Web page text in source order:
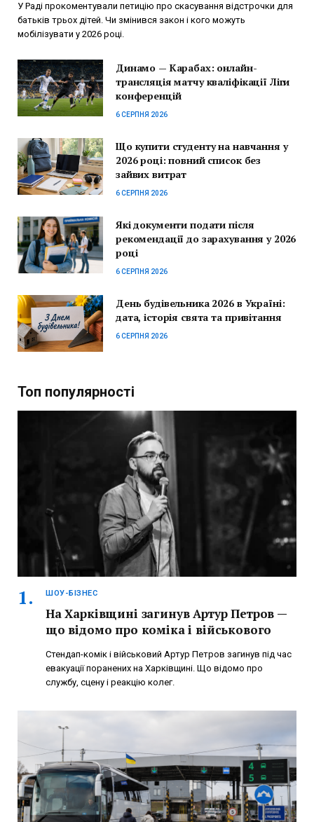
У Раді прокоментували петицію про скасування відстрочки для
батьків трьох дітей. Чи змінився закон і кого можуть
мобілізувати у 2026 році.
Динамо — Карабах: онлайн-
трансляція матчу кваліфікації Ліги
конференцій
6 СЕРПНЯ 2026
Що купити студенту на навчання у
2026 році: повний список без
зайвих витрат
6 СЕРПНЯ 2026
Які документи подати після
рекомендації до зарахування у 2026
році
6 СЕРПНЯ 2026
День будівельника 2026 в Україні:
дата, історія свята та привітання
6 СЕРПНЯ 2026
Топ популярності
ШОУ-БІЗНЕС
На Харківщині загинув Артур Петров —
що відомо про коміка і військового
Стендап-комік і військовий Артур Петров загинув під час
евакуації поранених на Харківщині. Що відомо про
службу, сцену і реакцію колег.